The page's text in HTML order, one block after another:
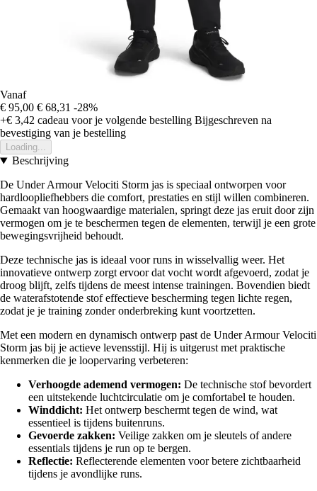
Vanaf
€ 95,00 € 68,31 -28%
+€ 3,42 cadeau voor je volgende bestelling Bijgeschreven na
bevestiging van je bestelling
Loading...
Beschrijving
De Under Armour Velociti Storm jas is speciaal ontworpen voor
hardloopliefhebbers die comfort, prestaties en stijl willen combineren.
Gemaakt van hoogwaardige materialen, springt deze jas eruit door zijn
vermogen om je te beschermen tegen de elementen, terwijl je een grote
bewegingsvrijheid behoudt.
Deze technische jas is ideaal voor runs in wisselvallig weer. Het
innovatieve ontwerp zorgt ervoor dat vocht wordt afgevoerd, zodat je
droog blijft, zelfs tijdens de meest intense trainingen. Bovendien biedt
de waterafstotende stof effectieve bescherming tegen lichte regen,
zodat je je training zonder onderbreking kunt voortzetten.
Met een modern en dynamisch ontwerp past de Under Armour Velociti
Storm jas bij je actieve levensstijl. Hij is uitgerust met praktische
kenmerken die je loopervaring verbeteren:
Verhoogde ademend vermogen: De technische stof bevordert
een uitstekende luchtcirculatie om je comfortabel te houden.
Winddicht: Het ontwerp beschermt tegen de wind, wat
essentieel is tijdens buitenruns.
Gevoerde zakken: Veilige zakken om je sleutels of andere
essentials tijdens je run op te bergen.
Reflectie: Reflecterende elementen voor betere zichtbaarheid
tijdens je avondlijke runs.